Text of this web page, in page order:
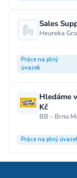
Sales
Heureka
Práce na plný
úvazek
Hledáme
Kč
BB - Brno
Práce na plný